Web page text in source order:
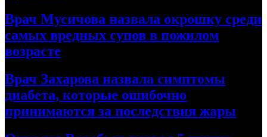
Врач Мусичова назвала окрошку среди
самых вредных супов в пожилом
возрасте
Врач Захарова назвала симптомы
диабета, которые ошибочно
принимаются за последствия жары